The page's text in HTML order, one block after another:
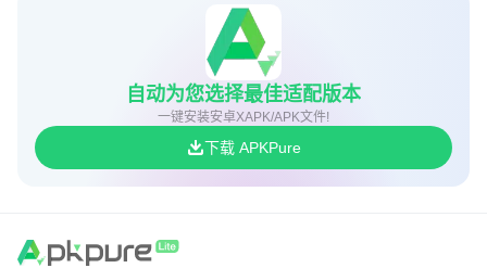
自动为您选择最佳适配版本
一键安装安卓XAPK/APK文件!
下载 APKPure